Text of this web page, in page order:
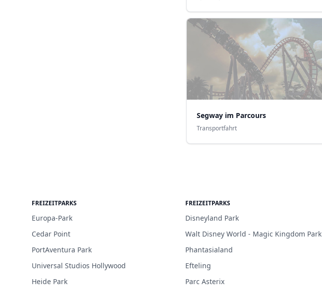
Segway im Parcours
Transportfahrt
FREIZEITPARKS
Europa-Park
Cedar Point
PortAventura Park
Universal Studios Hollywood
Heide Park
FREIZEITPARKS
Disneyland Park
Walt Disney World - Magic Kingdom Park
Phantasialand
Efteling
Parc Asterix